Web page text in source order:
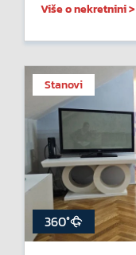
Više o nekretnini >
Stanovi
360°